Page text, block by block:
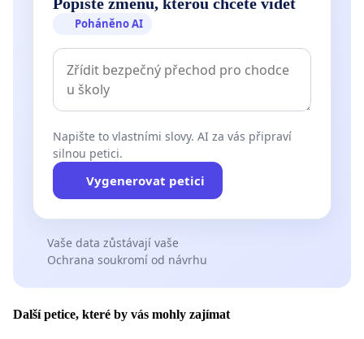
Poháněno AI
Napište to vlastními slovy. AI za vás připraví
silnou petici.
Vygenerovat petici
Vaše data zůstávají vaše
Ochrana soukromí od návrhu
Další petice, které by vás mohly zajímat